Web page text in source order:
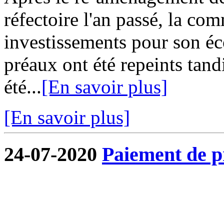
réfectoire l'an passé, la
investissements pour son
préaux ont été repeints
été...[En savoir plus]
[En savoir plus]
24-07-2020 Paiement de